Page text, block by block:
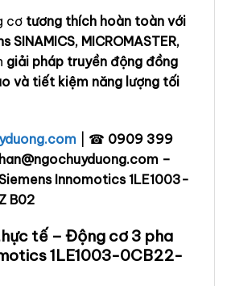
cơ tương thích hoàn toàn với
SINAMICS, MICROMASTER,
giải pháp truyền động đồng
và tiết kiệm năng lượng tối
| ☎ 0909 399
–
Innomotics 1LE1003-
B02
tế – Động cơ 3 pha
1LE1003-0CB22-